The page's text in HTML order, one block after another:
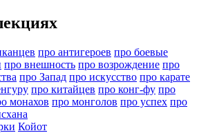
про антигероев про боевые
про внешность про возрождение про
про Запад про искусство про карате
про китайцев про конг-фу про
монахов про монголов про успех про
Койот